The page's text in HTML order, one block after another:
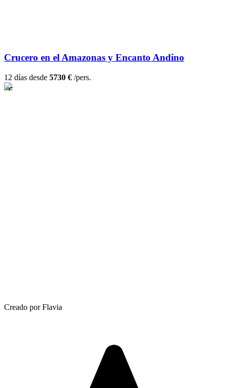
Crucero en el Amazonas y Encanto Andino
12 días desde 5730 € /pers.
Creado por Flavia